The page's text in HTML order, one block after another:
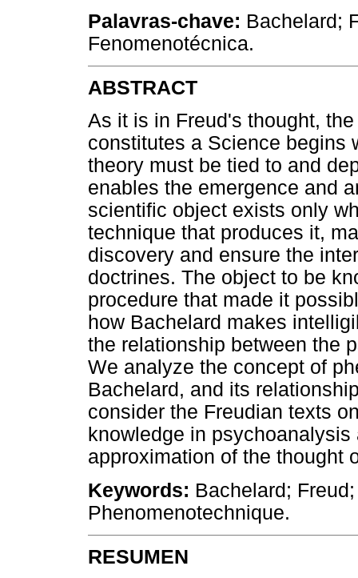
Palavras-chave: Bachelard;
Fenomenotécnica.
ABSTRACT
As it is in Freud's thought,
constitutes a Science begins
theory must be tied to and
enables the emergence and
scientific object exists only
technique that produces it,
discovery and ensure the
doctrines. The object to be
procedure that made it
how Bachelard makes
the relationship between the
We analyze the concept of
Bachelard, and its
consider the Freudian texts
knowledge in
approximation of the thought
Keywords: Bachelard;
Phenomenotechnique.
RESUMEN